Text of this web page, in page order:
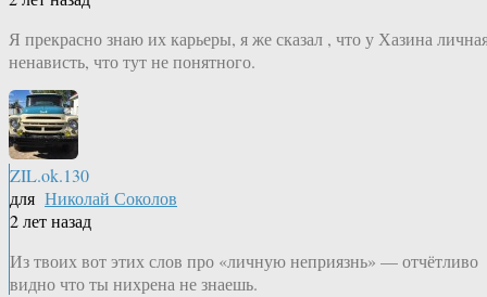
Я прекрасно знаю их карьеры, я же сказал , что у Хазина
ненависть, что тут не понятного.
ZIL.ok.130
для Николай Соколов
2 лет назад
Из твоих вот этих слов про «личную неприязнь» — отчётливо
видно что ты нихрена не знаешь.